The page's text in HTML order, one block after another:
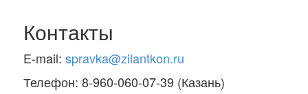
Контакты
E-mail: spravka@zilantkon.ru
Телефон: 8-960-060-07-39 (Казань)